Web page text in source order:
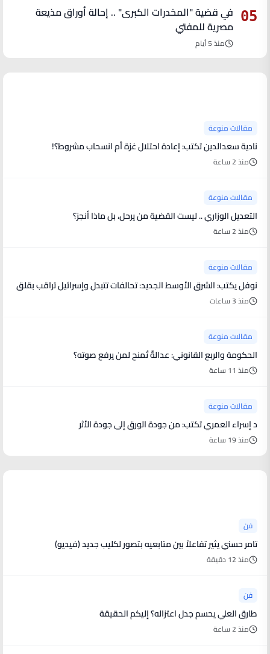
05
في قضية "المخدرات الكبرى" .. إحالة أوراق مذيعة
مصرية للمفتي
منذ 5 أيام
مقالات منوعة
نادية سعدالدين تكتب: إعادة احتلال غزة أم انسحاب مشروط؟!
منذ 2 ساعة
مقالات منوعة
التعديل الوزاري .. ليست القضية من يرحل، بل ماذا أنجز؟
منذ 2 ساعة
مقالات منوعة
نوفل يكتب: الشرق الأوسط الجديد: تحالفات تتبدل وإسرائيل تراقب بقلق
منذ 3 ساعات
مقالات منوعة
الحكومة والربع القانوني: عدالةٌ تُمنح لمن يرفع صوته؟
منذ 11 ساعة
مقالات منوعة
د إسراء العمري تكتب: من جودة الورق إلى جودة الأثر
منذ 19 ساعة
فن
تامر حسني يثير تفاعلاً بين متابعيه بتصور لكليب جديد (فيديو)
منذ 12 دقيقة
فن
طارق العلي يحسم جدل اعتزاله؟ إليكم الحقيقة
منذ 2 ساعة